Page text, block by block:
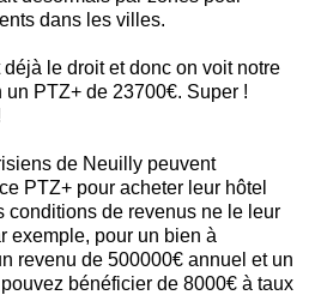
dans les villes.
le droit et donc on voit notre
PTZ+ de 23700€. Super !
de Neuilly peuvent
PTZ+ pour acheter leur hôtel
conditions de revenus ne le leur
exemple, pour un bien à
revenu de 500000€ annuel et un
bénéficier de 8000€ à taux